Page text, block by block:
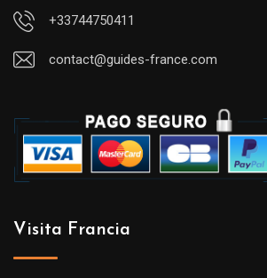
+33744750411
contact@guides-france.com
Visita Francia